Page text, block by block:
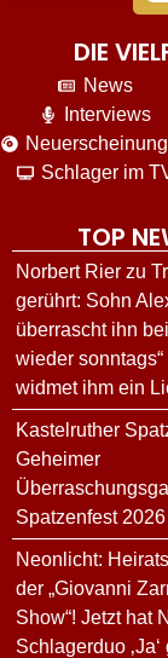
DIE
News
Interviews
Schlager im
TOP
Norbert Rier zu
gerührt: Sohn
überrascht ihn
wieder sonntags“
widmet ihm ein
Kastelruther
Geheimer
Spatzenfest
Neonlicht:
der „Giovanni
Show“! Jetzt hat
Schlagerduo ‚Ja‘